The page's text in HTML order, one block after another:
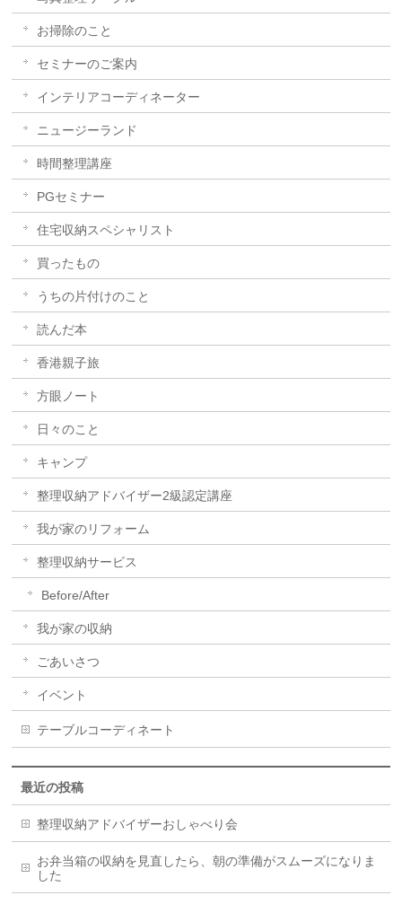
お掃除のこと
セミナーのご案内
インテリアコーディネーター
ニュージーランド
時間整理講座
PGセミナー
住宅収納スペシャリスト
買ったもの
うちの片付けのこと
読んだ本
香港親子旅
方眼ノート
日々のこと
キャンプ
整理収納アドバイザー2級認定講座
我が家のリフォーム
整理収納サービス
Before/After
我が家の収納
ごあいさつ
イベント
テーブルコーディネート
最近の投稿
整理収納アドバイザーおしゃべり会
お弁当箱の収納を見直したら、朝の準備がスムーズになりま
した